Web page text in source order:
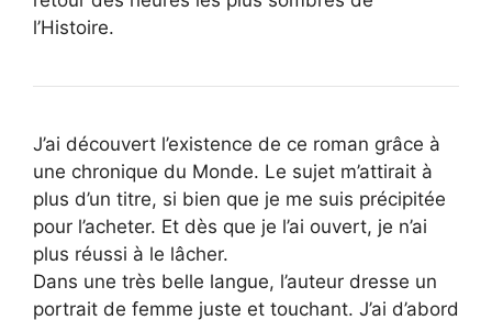
l’Histoire.
J’ai découvert l’existence de ce roman grâce à
une chronique du Monde. Le sujet m’attirait à
plus d’un titre, si bien que je me suis précipitée
pour l’acheter. Et dès que je l’ai ouvert, je n’ai
plus réussi à le lâcher.
Dans une très belle langue, l’auteur dresse un
portrait de femme juste et touchant. J’ai d’abord